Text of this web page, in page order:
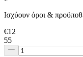
Ισχύουν όροι &
€12
55